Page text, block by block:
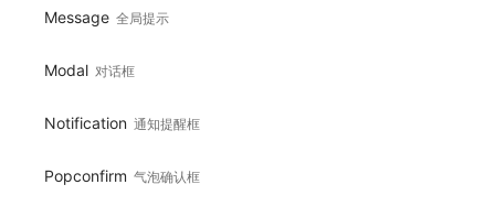
Message 全局提示
Modal 对话框
Notification 通知提醒框
Popconfirm 气泡确认框